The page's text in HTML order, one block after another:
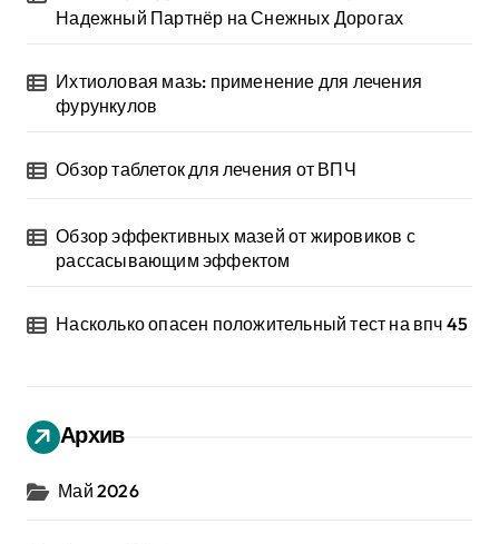
Надежный Партнёр на Снежных Дорогах
Ихтиоловая мазь: применение для лечения
фурункулов
Обзор таблеток для лечения от ВПЧ
Обзор эффективных мазей от жировиков с
рассасывающим эффектом
Насколько опасен положительный тест на впч 45
Архив
Май 2026